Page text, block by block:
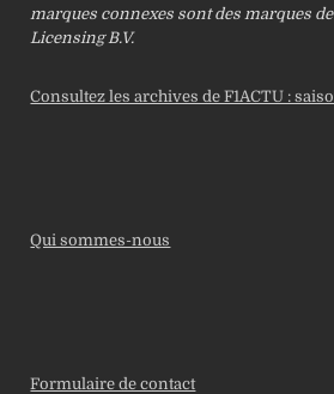
marques connexes sont des marques
Licensing B.V.
Consultez les archives de F1ACTU :
Qui sommes-nous
Formulaire de contact